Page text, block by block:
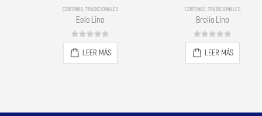
CORTINAS,TRADICIONALES
Eolo Lino
out of 5
LEER MÁS
CORTINAS,TRADICIONALES
Brolio Lino
out of 5
LEER MÁS